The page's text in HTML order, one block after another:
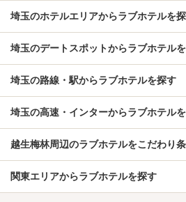
埼玉のホテルエリアからラブホテルを
埼玉のデートスポットからラブホテル
埼玉の路線・駅からラブホテルを探す
埼玉の高速・インターからラブホテル
越生梅林周辺のラブホテルをこだわり
関東エリアからラブホテルを探す